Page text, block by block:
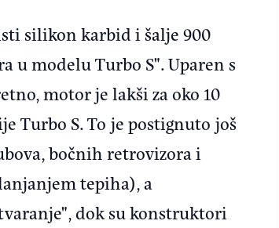
silikon karbid i šalje 900
u modelu Turbo S". Uparen s
motor je lakši za oko 10
Turbo S. To je postignuto još
bočnih retrovizora i
tepiha), a
dok su konstruktori